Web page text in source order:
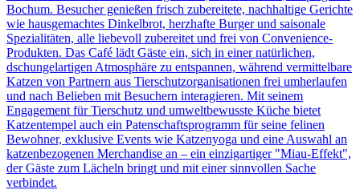
Bochum. Besucher genießen frisch zubereitete, nachhaltige Gerichte
wie hausgemachtes Dinkelbrot, herzhafte Burger und saisonale
Spezialitäten, alle liebevoll zubereitet und frei von Convenience-
Produkten. Das Café lädt Gäste ein, sich in einer natürlichen,
dschungelartigen Atmosphäre zu entspannen, während vermittelbare
Katzen von Partnern aus Tierschutzorganisationen frei umherlaufen
und nach Belieben mit Besuchern interagieren. Mit seinem
Engagement für Tierschutz und umweltbewusste Küche bietet
Katzentempel auch ein Patenschaftsprogramm für seine felinen
Bewohner, exklusive Events wie Katzenyoga und eine Auswahl an
katzenbezogenen Merchandise an – ein einzigartiger "Miau-Effekt",
der Gäste zum Lächeln bringt und mit einer sinnvollen Sache
verbindet.